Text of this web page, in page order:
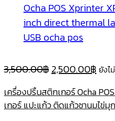
3,500.00฿ Original
was:
3,500.00฿.
2,500.00฿
is:
ยังไ
เครื่องปริ้นสติกเกอร์ Ocha
เกอร์ แปะแก้ว ติดแก้วชานมไข่